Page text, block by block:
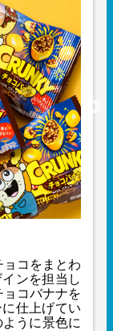
コをまとわ
ンを担当し
ョコバナナを
仕上げてい
うに景色に